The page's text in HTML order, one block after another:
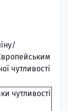
чутливості
чутливості